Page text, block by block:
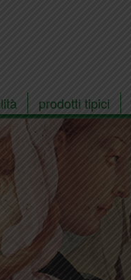
prodotti tipici